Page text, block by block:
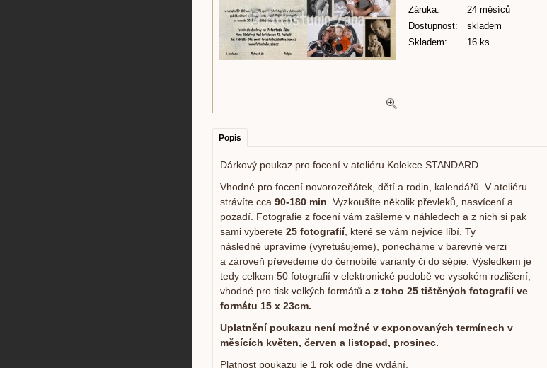
Záruka:
24 měsíců
Dostupnost:
skladem
Skladem:
16 ks
Popis
Dárkový poukaz pro focení v ateliéru Kolekce STANDARD.
Vhodné pro focení novorozeňátek, dětí a rodin, kalendářů. V ateliéru
strávíte cca 90-180 min . Vyzkoušíte několik převleků, nasvícení a
pozadí. Fotografie z focení vám zašleme v náhledech a z nich si pak
sami vyberete 25 fotografií , které se vám nejvíce líbí. Ty
následně upravíme (vyretušujeme), ponecháme v barevné verzi
a zároveň převedeme do černobílé varianty či do sépie. Výsledkem je
tedy celkem 50 fotografií v elektronické podobě ve vysokém rozlišení,
vhodné pro tisk velkých formátů a z toho 25 tištěných fotografií ve
formátu 15 x 23cm.
Uplatnění poukazu není možné v exponovaných termínech v
měsících květen, červen a listopad, prosinec.
Platnost poukazu je 1 rok ode dne vydání.